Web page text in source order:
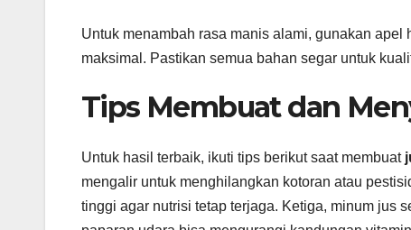
Untuk menambah rasa manis alami, gunakan
maksimal. Pastikan semua bahan segar untuk
Tips Membuat dan
Untuk hasil terbaik, ikuti tips berikut saat membuat
mengalir untuk menghilangkan kotoran atau
tinggi agar nutrisi tetap terjaga. Ketiga, minum jus